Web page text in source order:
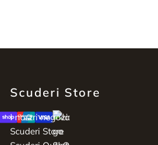
Scuderi Store
I nostri negozi:
Scuderi Store